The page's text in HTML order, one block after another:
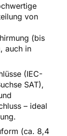
von
(bis
auch in
(IEC-
SAT),
– ideal
(ca. 8,4